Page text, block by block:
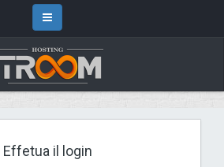
Effetua il login